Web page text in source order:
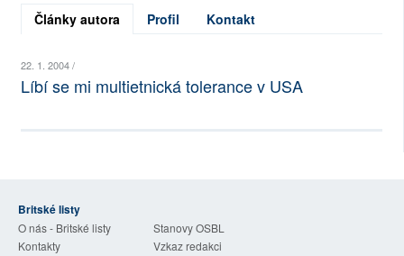
ROZHOVORY
NEJČTENĚJŠÍ ZA 7 DNÍ
SOCIÁLNÍ SÍTĚ
Články autora Profil Kontakt
22. 1. 2004 /
Líbí se mi multietnická tolerance v USA
Britské listy
O nás - Britské listy
Stanovy OSBL
Kontakty
Vzkaz redakci